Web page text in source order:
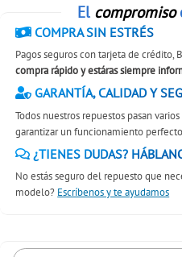
El compromiso
COMPRA SIN ESTRÉS
Pagos seguros con tarjeta de crédito,
compra rápido y estáras siempre
GARANTÍA, CALIDAD Y
Todos nuestros repuestos pasan
garantizar un funcionamiento
¿TIENES DUDAS?
No estás seguro del repuesto que
modelo? Escríbenos y te ayudamos